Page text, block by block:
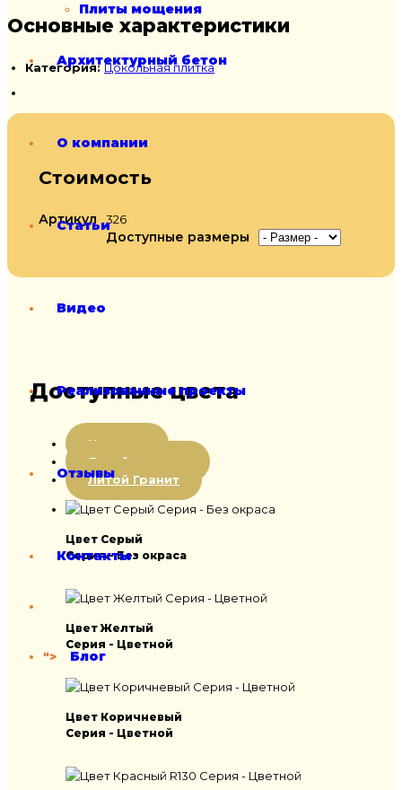
Плиты мощения
Архитектурный бетон
О компании
Статьи
Видео
Реализованные проекты
Отзывы
Контакты
"> Блог
Основные характеристики
Категория:Цокольная плитка
Стоимость
Артикул 326
Доступные размеры
Доступные цвета
Цветная
Литой мрамор
Литой Гранит
Цвет Серый
Серия - Без окраса
Цвет Желтый
Серия - Цветной
Цвет Коричневый
Серия - Цветной